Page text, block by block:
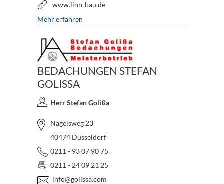
www.linn-bau.de
Mehr erfahren
BEDACHUNGEN STEFAN
GOLISSA
Herr Stefan Golißa
Nagelsweg 23
40474 Düsseldorf
0211 - 93 07 90 75
0211 - 24 09 21 25
info@golissa.com